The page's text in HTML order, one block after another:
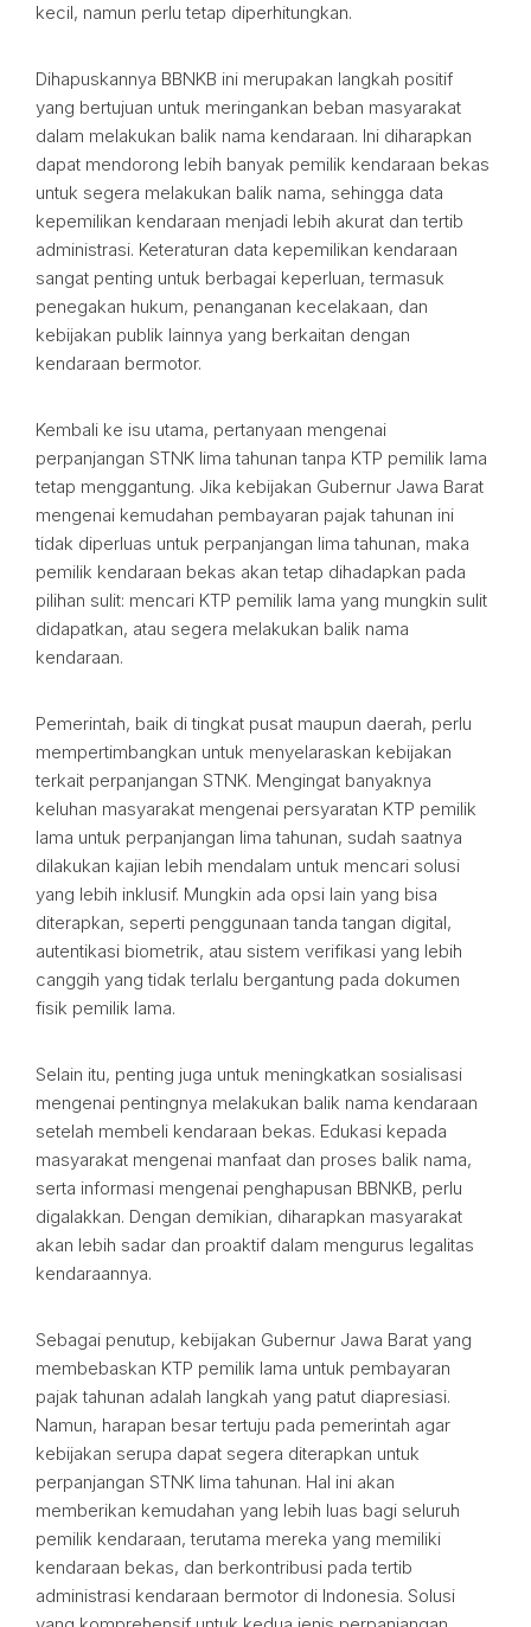
kecil, namun perlu tetap diperhitungkan.
Dihapuskannya BBNKB ini merupakan langkah positif
yang bertujuan untuk meringankan beban masyarakat
dalam melakukan balik nama kendaraan. Ini diharapkan
dapat mendorong lebih banyak pemilik kendaraan bekas
untuk segera melakukan balik nama, sehingga data
kepemilikan kendaraan menjadi lebih akurat dan tertib
administrasi. Keteraturan data kepemilikan kendaraan
sangat penting untuk berbagai keperluan, termasuk
penegakan hukum, penanganan kecelakaan, dan
kebijakan publik lainnya yang berkaitan dengan
kendaraan bermotor.
Kembali ke isu utama, pertanyaan mengenai
perpanjangan STNK lima tahunan tanpa KTP pemilik lama
tetap menggantung. Jika kebijakan Gubernur Jawa Barat
mengenai kemudahan pembayaran pajak tahunan ini
tidak diperluas untuk perpanjangan lima tahunan, maka
pemilik kendaraan bekas akan tetap dihadapkan pada
pilihan sulit: mencari KTP pemilik lama yang mungkin sulit
didapatkan, atau segera melakukan balik nama
kendaraan.
Pemerintah, baik di tingkat pusat maupun daerah, perlu
mempertimbangkan untuk menyelaraskan kebijakan
terkait perpanjangan STNK. Mengingat banyaknya
keluhan masyarakat mengenai persyaratan KTP pemilik
lama untuk perpanjangan lima tahunan, sudah saatnya
dilakukan kajian lebih mendalam untuk mencari solusi
yang lebih inklusif. Mungkin ada opsi lain yang bisa
diterapkan, seperti penggunaan tanda tangan digital,
autentikasi biometrik, atau sistem verifikasi yang lebih
canggih yang tidak terlalu bergantung pada dokumen
fisik pemilik lama.
Selain itu, penting juga untuk meningkatkan sosialisasi
mengenai pentingnya melakukan balik nama kendaraan
setelah membeli kendaraan bekas. Edukasi kepada
masyarakat mengenai manfaat dan proses balik nama,
serta informasi mengenai penghapusan BBNKB, perlu
digalakkan. Dengan demikian, diharapkan masyarakat
akan lebih sadar dan proaktif dalam mengurus legalitas
kendaraannya.
Sebagai penutup, kebijakan Gubernur Jawa Barat yang
membebaskan KTP pemilik lama untuk pembayaran
pajak tahunan adalah langkah yang patut diapresiasi.
Namun, harapan besar tertuju pada pemerintah agar
kebijakan serupa dapat segera diterapkan untuk
perpanjangan STNK lima tahunan. Hal ini akan
memberikan kemudahan yang lebih luas bagi seluruh
pemilik kendaraan, terutama mereka yang memiliki
kendaraan bekas, dan berkontribusi pada tertib
administrasi kendaraan bermotor di Indonesia. Solusi